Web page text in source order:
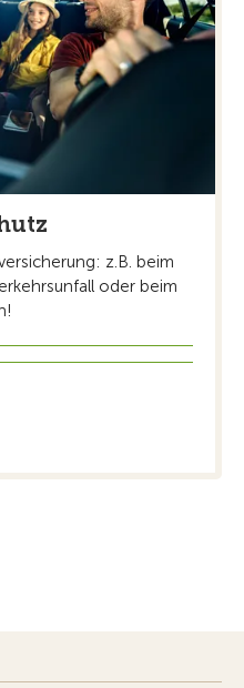
z.B. beim
oder beim